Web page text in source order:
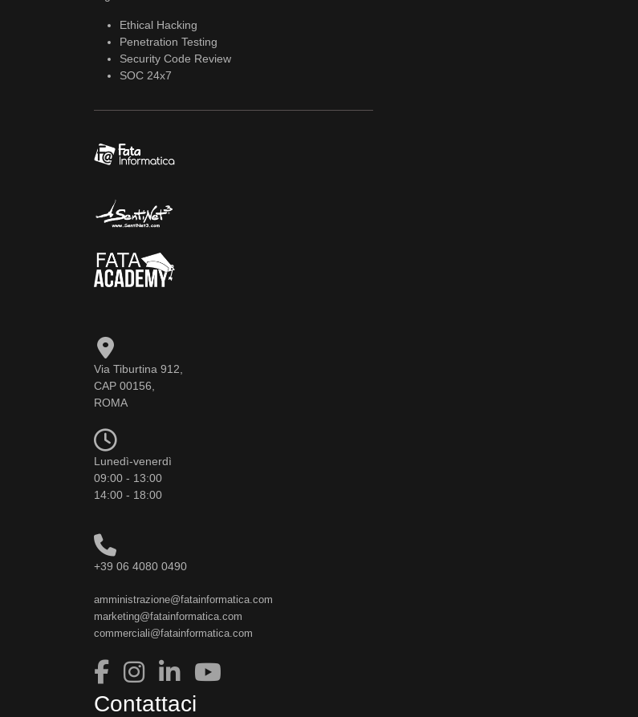
Ethical Hacking
Penetration Testing
Security Code Review
SOC 24x7
Via Tiburtina 912,
CAP 00156,
ROMA
Lunedì-venerdì
09:00 - 13:00
14:00 - 18:00
+39 06 4080 0490
amministrazione@fatainformatica.com
marketing@fatainformatica.com
commerciali@fatainformatica.com
Contattaci